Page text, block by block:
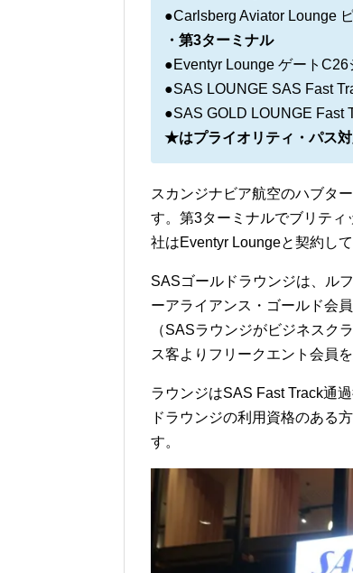
●Carlsberg Aviator Lounge
・第3ターミナル
●Eventyr Lounge ゲート
●SAS LOUNGE SAS Fast
●SAS GOLD LOUNGE Fast
★はプライオリティ・パス
スカンジナビア航空のハブタ
す。第3ターミナルでブリテ
社はEventyr Loungeと契約して
SASゴールドラウンジは、ル
ーアライアンス・ゴールド会
（SASラウンジがビジネスク
ス客よりフリークエント会員
ラウンジはSAS Fast Track通
ドラウンジの利用資格のある
す。